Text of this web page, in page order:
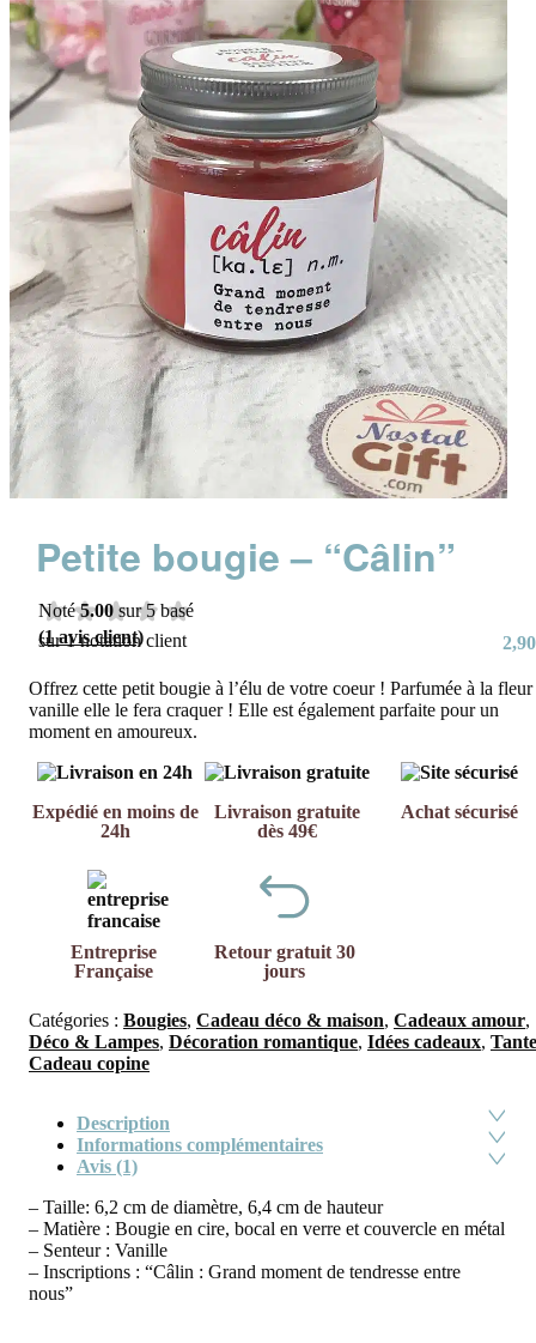
Petite bougie – “Câlin”
Noté5.00 sur 5 basé
sur1notation client
(1avis client) 2,90
Offrez cette petit bougie à l’élu de votre coeur ! Parfumée à la fleur
vanille elle le fera craquer ! Elle est également parfaite pour un
moment en amoureux.
Expédié en moins de
24h
Livraison gratuite
dès 49€
Achat sécurisé
Entreprise
Française
Retour gratuit 30
jours
Catégories : Bougies, Cadeau déco & maison, Cadeaux amour,
Déco & Lampes, Décoration romantique, Idées cadeaux, Tante
Cadeau copine
Description
Informations complémentaires
Avis (1)
– Taille: 6,2 cm de diamètre, 6,4 cm de hauteur
– Matière : Bougie en cire, bocal en verre et couvercle en métal
– Senteur : Vanille
– Inscriptions : “Câlin : Grand moment de tendresse entre
nous”